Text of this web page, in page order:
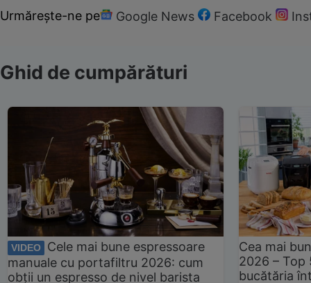
Urmărește-ne pe Google News Facebook
Ghid de cumpărături
VIDEO
Cele mai bune espressoare
manuale cu portafiltru 2026: cum
obții un espresso de nivel barista
Cea mai
2026 –
bucătăria